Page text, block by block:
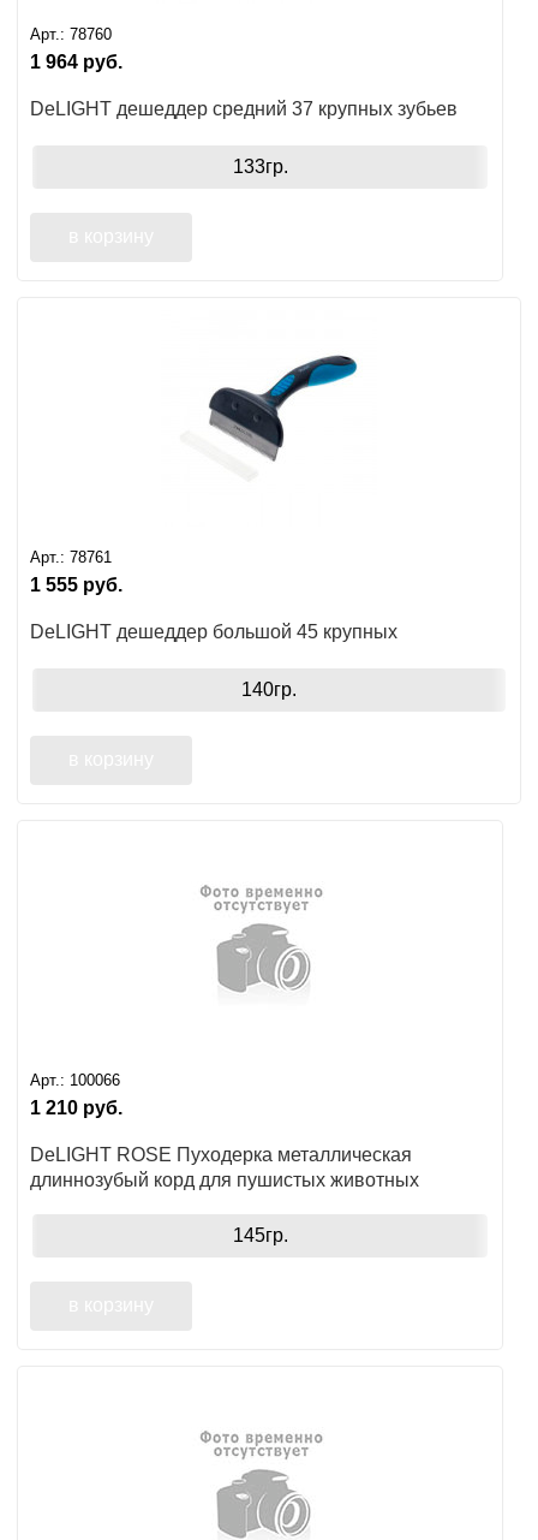
Арт.: 78760
1 964 руб.
DeLIGHT дешеддер средний 37 крупных зубьев
133гр.
Арт.: 78761
1 555 руб.
DeLIGHT дешеддер большой 45 крупных
140гр.
Арт.: 100066
1 210 руб.
DeLIGHT ROSE Пуходерка металлическая
длиннозубый корд для пушистых животных
145гр.